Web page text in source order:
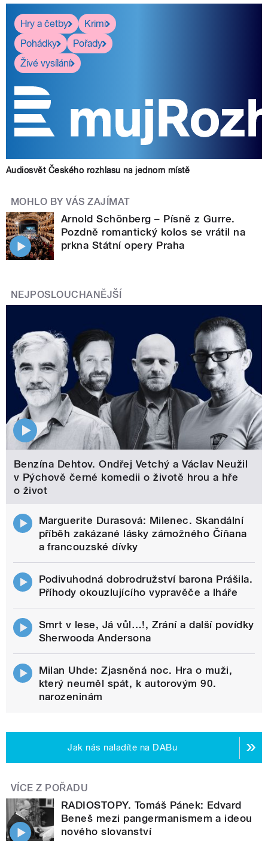
Hry a četby
Krimi
Pohádky
Pořady
Živé vysílání
Audiosvět Českého rozhlasu na jednom místě
MOHLO BY VÁS ZAJÍMAT
Arnold Schönberg – Písně z Gurre.
Pozdně romantický kolos se vrátil na
prkna Státní opery Praha
NEJPOSLOUCHANĚJŠÍ
Benzína Dehtov. Ondřej Vetchý a Václav Neužil
v Pýchově černé komedii o životě hrou a hře
o život
Marguerite Durasová: Milenec. Skandální
příběh zakázané lásky zámožného Číňana
a francouzské dívky
Podivuhodná dobrodružství barona Prášila.
Příhody okouzlujícího vypravěče a lháře
Smrt v lese, Já vůl…!, Zrání a další povídky
Sherwooda Andersona
Milan Uhde: Zjasněná noc. Hra o muži,
který neuměl spát, k autorovým 90.
narozeninám
Jak nás naladíte na DABu
VÍCE Z POŘADU
RADIOSTOPY. Tomáš Pánek: Edvard
Beneš mezi pangermanismem a ideou
nového slovanství